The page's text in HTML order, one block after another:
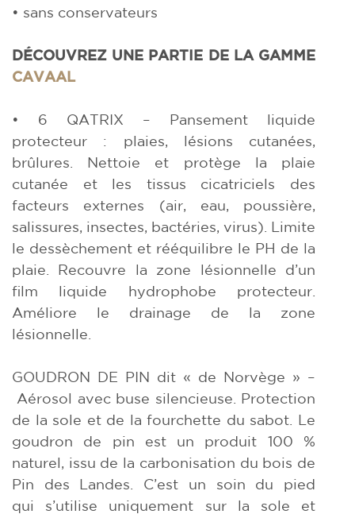
• sans conservateurs
DÉCOUVREZ UNE PARTIE DE LA GAMME
CAVAAL
• 6 QATRIX – Pansement liquide
protecteur : plaies, lésions cutanées,
brûlures. Nettoie et protège la plaie
cutanée et les tissus cicatriciels des
facteurs externes (air, eau, poussière,
salissures, insectes, bactéries, virus). Limite
le dessèchement et rééquilibre le PH de la
plaie. Recouvre la zone lésionnelle d’un
film liquide hydrophobe protecteur.
Améliore le drainage de la zone
lésionnelle.
GOUDRON DE PIN dit « de Norvège » –
Aérosol avec buse silencieuse. Protection
de la sole et de la fourchette du sabot. Le
goudron de pin est un produit 100 %
naturel, issu de la carbonisation du bois de
Pin des Landes. C’est un soin du pied
qui s’utilise uniquement sur la sole et